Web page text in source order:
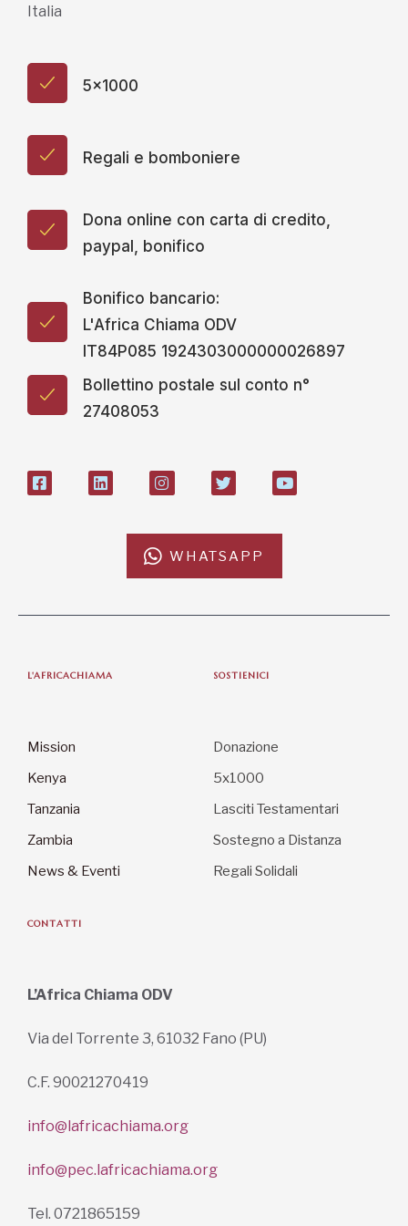
Italia
5x1000
Regali e bomboniere
Dona online con carta di credito,
paypal, bonifico
Bonifico bancario:
L'Africa Chiama ODV
IT84P085 1924303000000026897
Bollettino postale sul conto n°
27408053
WHATSAPP
L'AFRICACHIAMA
Mission
Kenya
Tanzania
Zambia
News & Eventi
SOSTIENICI
Donazione
5x1000
Lasciti Testamentari
Sostegno a Distanza
Regali Solidali
CONTATTI
L’Africa Chiama ODV
Via del Torrente 3, 61032 Fano (PU)
C.F. 90021270419
info@lafricachiama.org
info@pec.lafricachiama.org
Tel. 0721865159